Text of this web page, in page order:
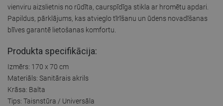
vienviru aizslietnis no rūdīta, caurspīdīga stikla ar hromētu apdari.
Papildus, pārklājums, kas atvieglo tīrīšanu un ūdens novadīšanas
blīves garantē lietošanas komfortu.
Produkta specifikācija:
Izmērs: 170 x 70 cm
Materiāls: Sanitārais akrils
Krāsa: Balta
Tips: Taisnstūra / Universāla